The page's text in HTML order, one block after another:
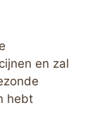
en zal
hebt